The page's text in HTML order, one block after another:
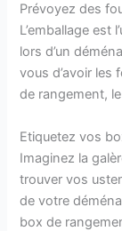
Prévoyez des
L’emballage est
lors d’un
vous d’avoir les
de rangement,
Etiquetez vos
Imaginez la
trouver vos
de votre
box de